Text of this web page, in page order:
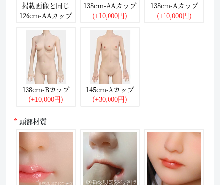
掲載画像と同じ
126cm-AAカップ
138cm-AAカップ
(+10,000円)
138cm-Aカップ
(+10,000円)
138cm-Bカップ
(+10,000円)
145cm-Aカップ
(+30,000円)
頭部材質